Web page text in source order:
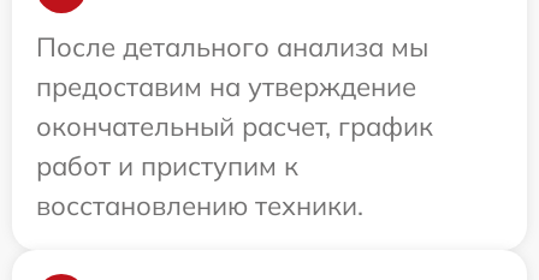
После детального анализа мы
предоставим на утверждение
окончательный расчет, график
работ и приступим к
восстановлению техники.